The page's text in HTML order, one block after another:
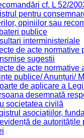
cf. L 52/
pentru
opiniilor sau
publice
interministeriale
de acte normative
sugestii
de acte normative
publice/ Anunțuri/
de aplicare a
desemnată
societatea civilă
asociațiilor,
de autoritățile